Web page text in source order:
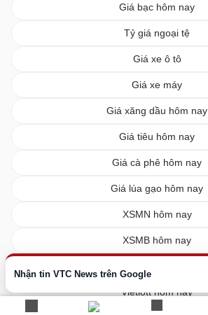
Nhận tin VTC News trên Google
Giá bạc hôm nay
Tỷ giá ngoại tệ
Giá xe ô tô
Giá xe máy
Giá xăng dầu hôm nay
Giá tiêu hôm nay
Giá cà phê hôm nay
Giá lúa gạo hôm nay
XSMN hôm nay
XSMB hôm nay
Vietlott hôm nay